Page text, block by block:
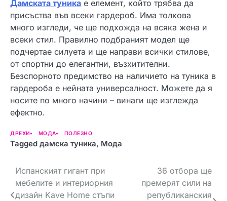
Дамската туника е елемент, който трябва да
присъства във всеки гардероб. Има толкова
много изгледи, че ще подхожда на всяка жена и
всеки стил. Правилно подбраният модел ще
подчертае силуета и ще направи всички стилове,
от спортни до елегантни, възхитителни.
Безспорното предимство на наличието на туника в
гардероба е нейната универсалност. Можете да я
носите по много начини – винаги ще изглежда
ефектно.
ДРЕХИ МОДА ПОЛЕЗНО
Tagged дамска туника, Мода
Н
а
Испанският гигант при
мебелите и интериорния
дизайн Kave Home стъпи
36 отбора ще
премерят сили на
републиканския